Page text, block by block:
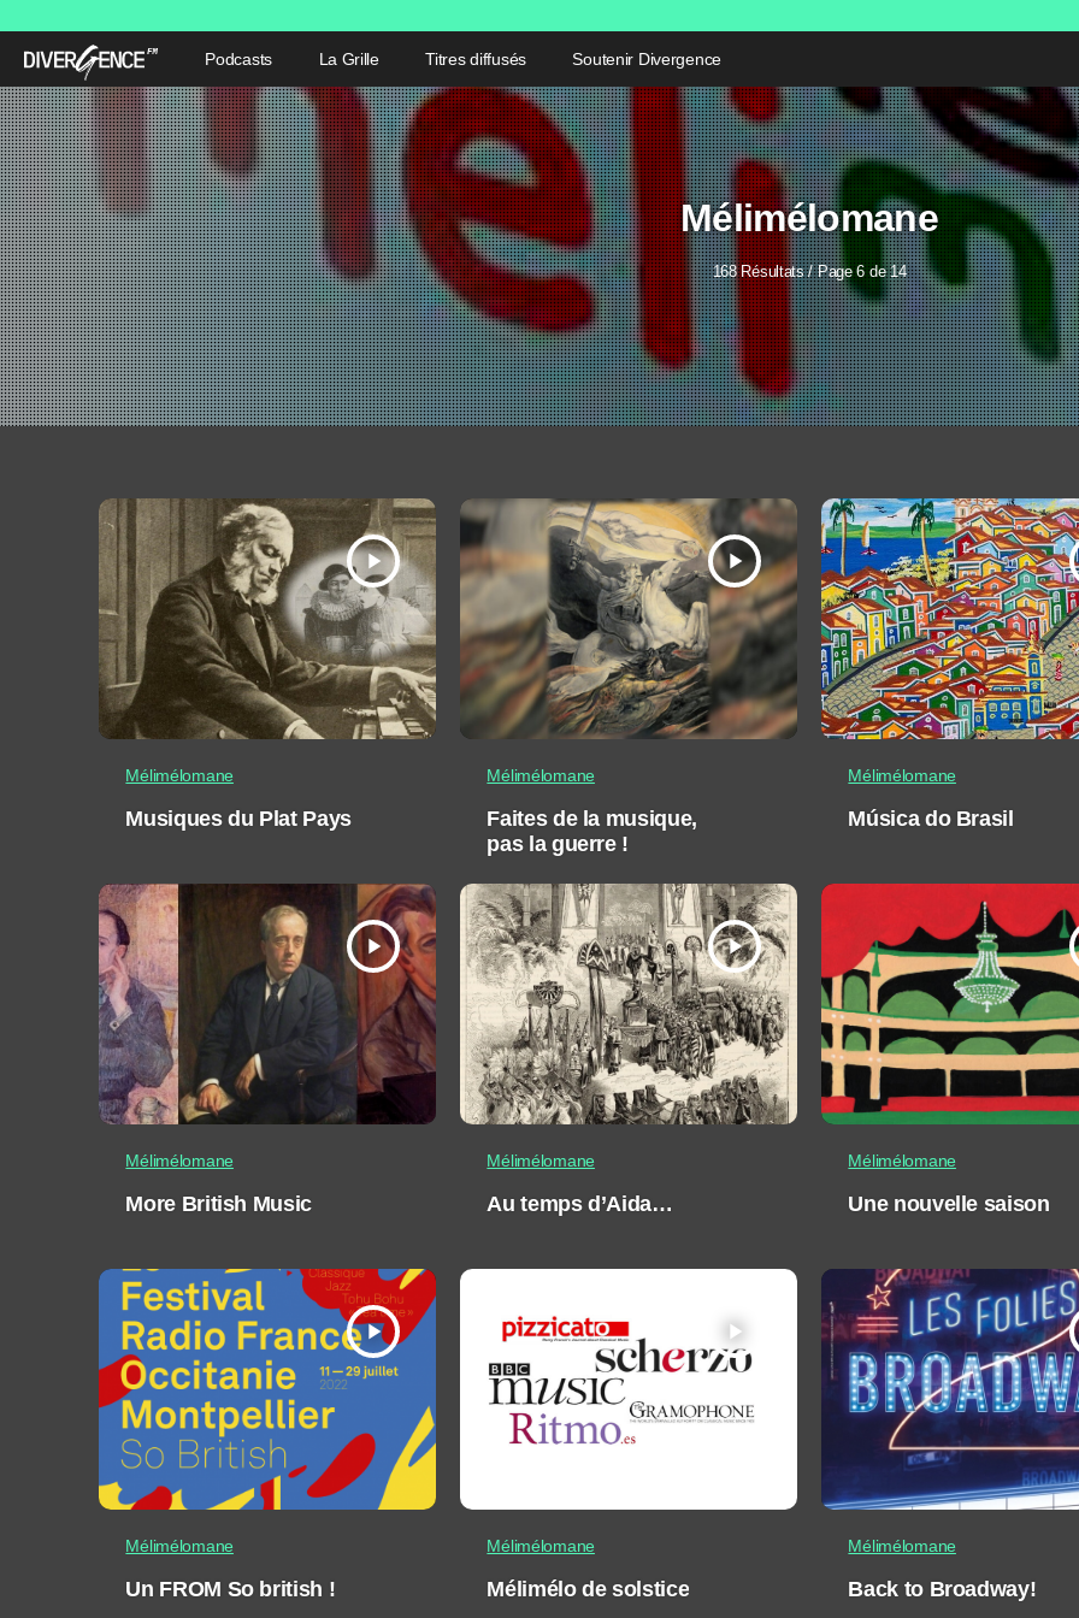
Podcasts La Grille Titres diffusés Soutenir Divergence
Mélimélomane
168 Résultats / Page 6 de 14
play_arrow
Mélimélomane
Musiques du Plat Pays
play_arrow
Mélimélomane
Faites de la musique,
pas la guerre !
Mélimélomane
Música do Brasil
play_arrow
Mélimélomane
More British Music
play_arrow
Mélimélomane
Au temps d’Aida…
Mélimélomane
Une nouvelle saison
play_arrow
Mélimélomane
Un FROM So british !
play_arrow
Mélimélomane
Mélimélo de solstice
Mélimélomane
Back to Broadway!